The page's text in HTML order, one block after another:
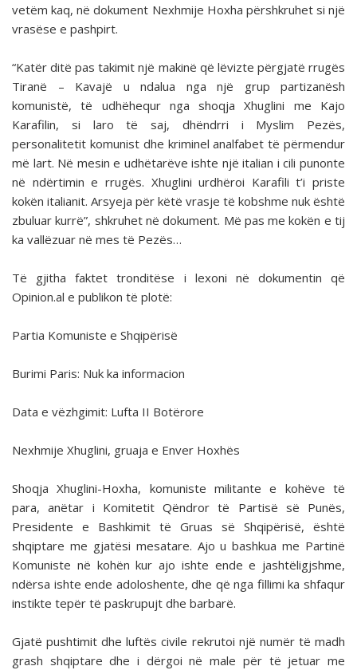
vetëm kaq, në dokument Nexhmije Hoxha përshkruhet si një
vrasëse e pashpirt.
“Katër ditë pas takimit një makinë që lëvizte përgjatë rrugës
Tiranë – Kavajë u ndalua nga një grup partizanësh
komunistë, të udhëhequr nga shoqja Xhuglini me Kajo
Karafilin, si laro të saj, dhëndrri i Myslim Pezës,
personalitetit komunist dhe kriminel analfabet të përmendur
më lart. Në mesin e udhëtarëve ishte një italian i cili punonte
në ndërtimin e rrugës. Xhuglini urdhëroi Karafili t’i priste
kokën italianit. Arsyeja për këtë vrasje të kobshme nuk është
zbuluar kurrë”, shkruhet në dokument. Më pas me kokën e tij
ka vallëzuar në mes të Pezës…
Të gjitha faktet tronditëse i lexoni në dokumentin që
Opinion.al e publikon të plotë:
Partia Komuniste e Shqipërisë
Burimi Paris: Nuk ka informacion
Data e vëzhgimit: Lufta II Botërore
Nexhmije Xhuglini, gruaja e Enver Hoxhës
Shoqja Xhuglini-Hoxha, komuniste militante e kohëve të
para, anëtar i Komitetit Qëndror të Partisë së Punës,
Presidente e Bashkimit të Gruas së Shqipërisë, është
shqiptare me gjatësi mesatare. Ajo u bashkua me Partinë
Komuniste në kohën kur ajo ishte ende e jashtëligjshme,
ndërsa ishte ende adoloshente, dhe që nga fillimi ka shfaqur
instikte tepër të paskrupujt dhe barbarë.
Gjatë pushtimit dhe luftës civile rekrutoi një numër të madh
grash shqiptare dhe i dërgoi në male për të jetuar me